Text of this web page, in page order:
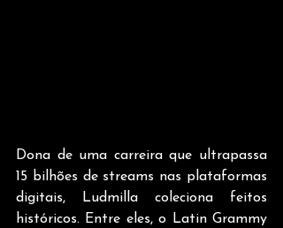
Dona de uma carreira que ultrapassa
15 bilhões de streams nas plataformas
digitais, Ludmilla coleciona feitos
históricos. Entre eles, o Latin Grammy